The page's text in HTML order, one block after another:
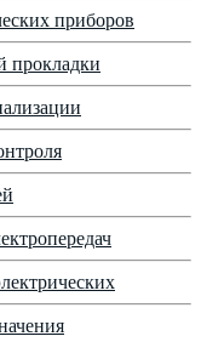
приборов
прокладки